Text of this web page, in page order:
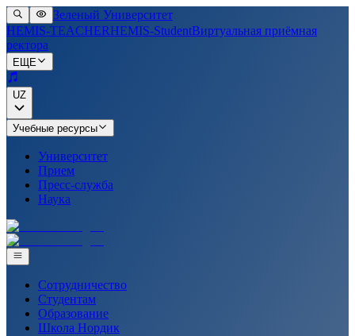
Зеленый Университет
HEMIS-TEACHERHEMIS-StudentВиртуальная приёмная
ректора
ЕЩЕ
UZ
Учебные ресурсы
Университет
Прием
Пресс-служба
Наука
Сотрудничество
Студентам
Образование
Школа Нордик